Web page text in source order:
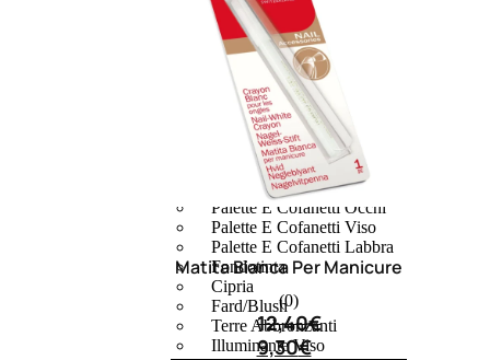
MAKE UP
Base/ Primer Occhi
Base/ Primer Viso
Palette E Cofanetti Occhi
Palette E Cofanetti Viso
Palette E Cofanetti Labbra
Fondotinta
Cipria
Fard/Blush
Terre Abbronzanti
Illuminante Viso
Matita Bianca Per Manicure
(0)
12,40€
9,30€